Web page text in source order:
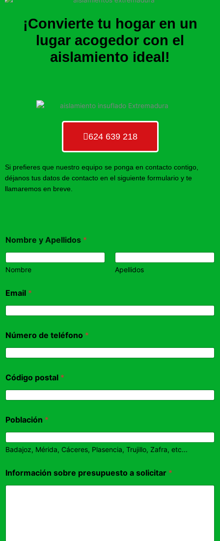
¡Convierte tu hogar en un
lugar acogedor con el
aislamiento ideal!
624 639 218
Si prefieres que nuestro equipo se ponga en contacto contigo,
déjanos tus datos de contacto en el siguiente formulario y te
llamaremos en breve.
Nombre y Apellidos *
Nombre Apellidos
Email *
Número de teléfono *
Código postal *
Población *
Badajoz, Mérida, Cáceres, Plasencia, Trujillo, Zafra, etc...
Información sobre presupuesto a solicitar *